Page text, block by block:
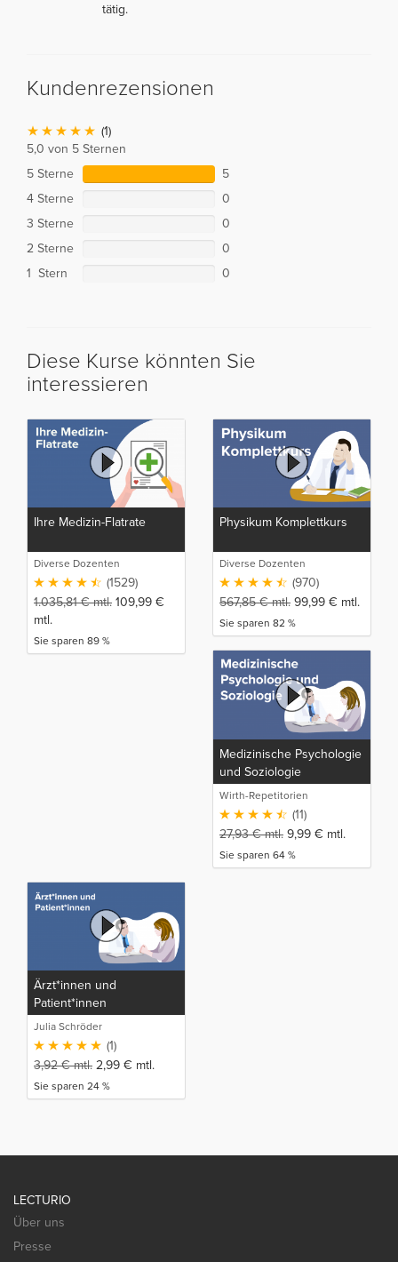
tätig.
Kundenrezensionen
(1)
5,0 von 5 Sternen
5 Sterne
5
4 Sterne
0
3 Sterne
0
2 Sterne
0
1 Stern
0
Diese Kurse könnten Sie
interessieren
Ihre Medizin-Flatrate
Diverse Dozenten
(1529)
1.035,81€mtl. 109,99 €
mtl.
Sie sparen 89 %
Physikum Komplettkurs
Diverse Dozenten
(970)
567,85€mtl. 99,99 € mtl.
Sie sparen 82 %
Medizinische Psychologie
und Soziologie
Wirth-Repetitorien
(11)
27,93€mtl. 9,99 € mtl.
Sie sparen 64 %
Ärzt*innen und
Patient*innen
Julia Schröder
(1)
3,92€mtl. 2,99 € mtl.
Sie sparen 24 %
LECTURIO
Über uns
Presse